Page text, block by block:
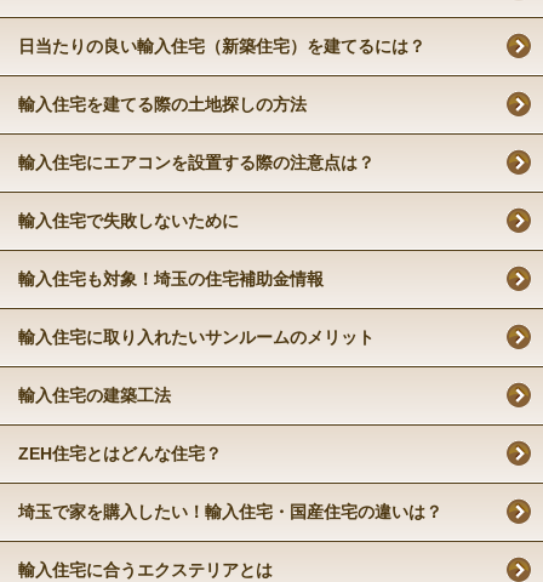
日当たりの良い輸入住宅（新築住宅）を建てるには？
輸入住宅を建てる際の土地探しの方法
輸入住宅にエアコンを設置する際の注意点は？
輸入住宅で失敗しないために
輸入住宅も対象！埼玉の住宅補助金情報
輸入住宅に取り入れたいサンルームのメリット
輸入住宅の建築工法
ZEH住宅とはどんな住宅？
埼玉で家を購入したい！輸入住宅・国産住宅の違いは？
輸入住宅に合うエクステリアとは